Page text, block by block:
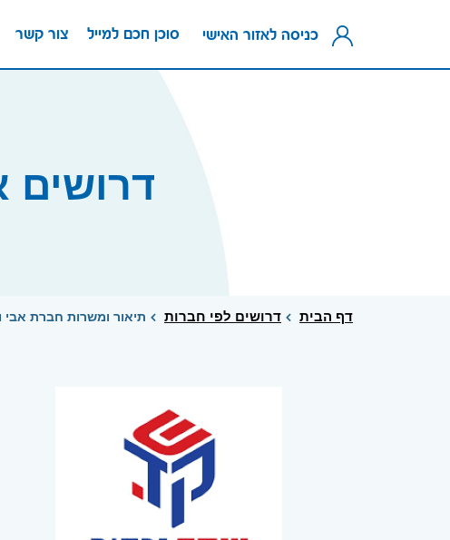
צור קשר סוכן חכם למייל כניסה לאזור האישי
דרושים
דף הבית דרושים לפי חברות תיאור ומשרות חברת אבי